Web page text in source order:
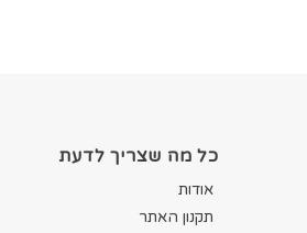
כל מה שצריך לדעת
אודות
תקנון האתר